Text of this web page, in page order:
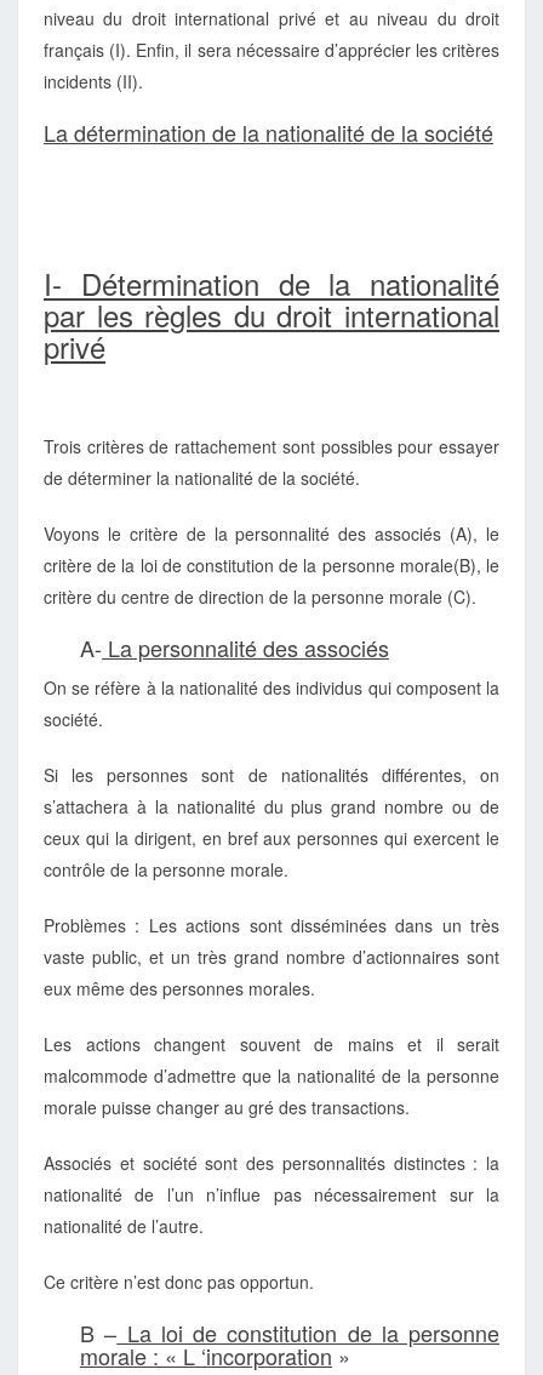
niveau du droit international privé et au niveau du droit
français (I). Enfin, il sera nécessaire d’apprécier les critères
incidents (II).
La détermination de la nationalité de la société
I- Détermination de la nationalité
par les règles du droit international
privé
Trois critères de rattachement sont possibles pour essayer
de déterminer la nationalité de la société.
Voyons le critère de la personnalité des associés (A), le
critère de la loi de constitution de la personne morale(B), le
critère du centre de direction de la personne morale (C).
A- La personnalité des associés
On se réfère à la nationalité des individus qui composent la
société.
Si les personnes sont de nationalités différentes, on
s’attachera à la nationalité du plus grand nombre ou de
ceux qui la dirigent, en bref aux personnes qui exercent le
contrôle de la personne morale.
Problèmes : Les actions sont disséminées dans un très
vaste public, et un très grand nombre d’actionnaires sont
eux même des personnes morales.
Les actions changent souvent de mains et il serait
malcommode d’admettre que la nationalité de la personne
morale puisse changer au gré des transactions.
Associés et société sont des personnalités distinctes : la
nationalité de l’un n’influe pas nécessairement sur la
nationalité de l’autre.
Ce critère n’est donc pas opportun.
B – La loi de constitution de la personne
morale : « L ‘incorporation»